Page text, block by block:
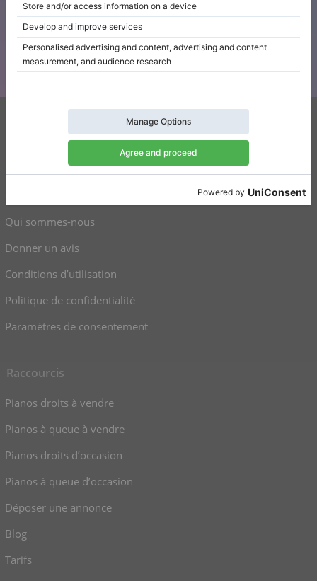
S’abonner à notre newsletter
Restez au courant de toutes les nouvelles de Klaviano
Qui sommes-nous
Donner un avis
Conditions d’utilisation
Politique de confidentialité
Paramètres de consentement
Raccourcis
Pianos droits à vendre
Pianos à queue à vendre
Pianos droits d’occasion
Pianos à queue d’occasion
Déposer une annonce
Blog
Tarifs